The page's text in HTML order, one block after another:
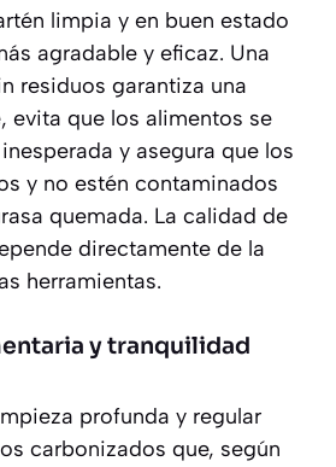
limpia y en buen estado
agradable y eficaz. Una
residuos garantiza una
, evita que los alimentos se
y asegura que los
y no estén contaminados
quemada. La calidad de
directamente de la
herramientas.
y tranquilidad
profunda y regular
carbonizados que, según